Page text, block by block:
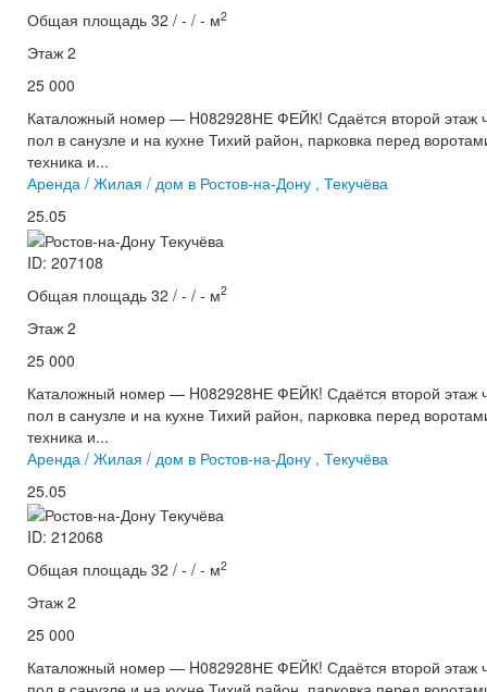
Общая площадь 32 / - / - м2
Этаж 2
25 000
Каталожный номер — H082928НЕ ФЕЙК! Сдаётся второй этаж
пол в санузле и на кухне Тихий район, парковка перед
техника и...
Аренда / Жилая / дом в Ростов-на-Дону , Текучёва
25.05
ID: 207108
Общая площадь 32 / - / - м2
Этаж 2
25 000
Каталожный номер — H082928НЕ ФЕЙК! Сдаётся второй этаж
пол в санузле и на кухне Тихий район, парковка перед
техника и...
Аренда / Жилая / дом в Ростов-на-Дону , Текучёва
25.05
ID: 212068
Общая площадь 32 / - / - м2
Этаж 2
25 000
Каталожный номер — H082928НЕ ФЕЙК! Сдаётся второй этаж